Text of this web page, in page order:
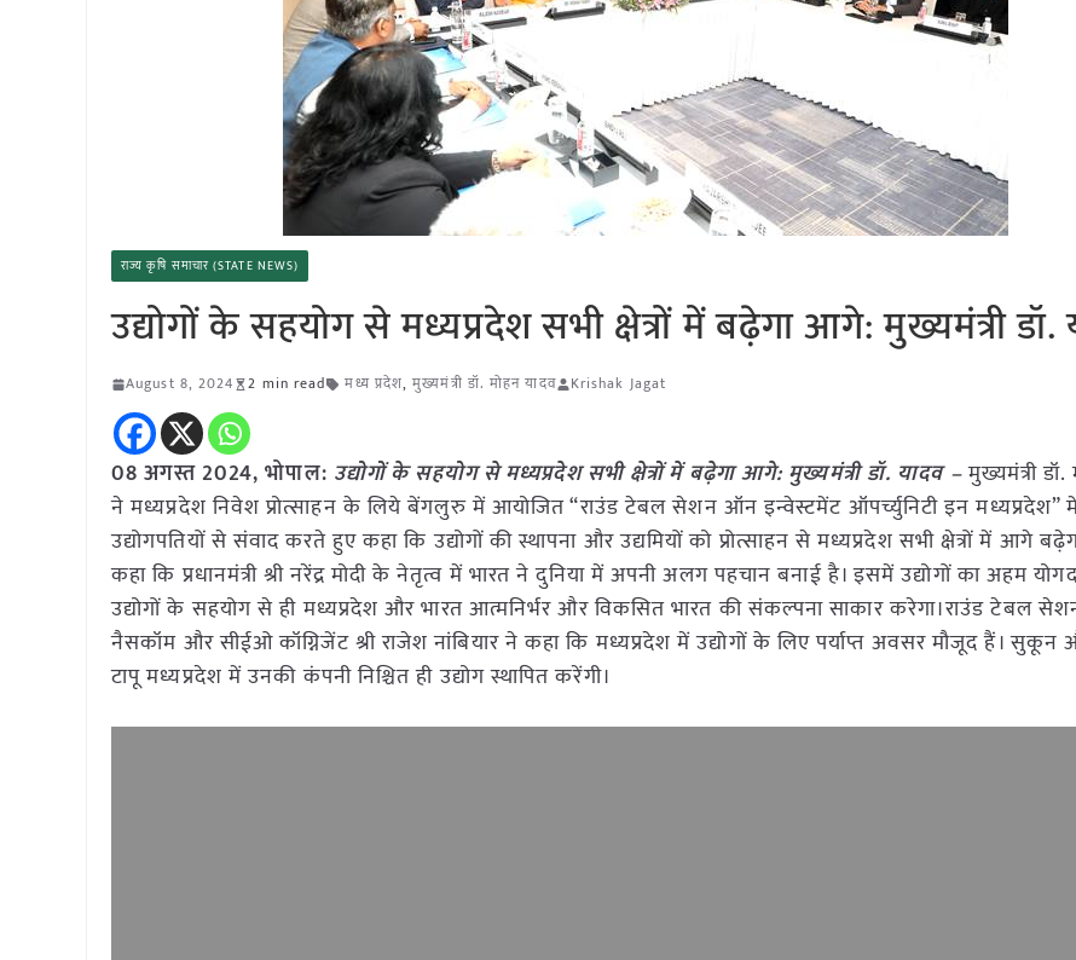
राज्य कृषि समाचार (STATE NEWS)
उद्योगों के सहयोग से मध्यप्रदेश सभी क्षेत्रों में बढ़ेगा आगे: मुख्यमंत्री डॉ.
August 8, 2024 2 min read मध्य प्रदेश,मुख्यमंत्री डॉ. मोहन यादव Krishak Jagat
08 अगस्त 2024, भोपाल: उद्योगों के सहयोग से मध्यप्रदेश सभी क्षेत्रों में बढ़ेगा आगे: मुख्यमंत्री डॉ. यादव –मुख्यमंत्री
ने मध्यप्रदेश निवेश प्रोत्साहन के लिये बेंगलुरु में आयोजित “राउंड टेबल सेशन ऑन इन्वेस्टमेंट ऑपर्च्युनिटी इन मध्यप्रदेश”
उद्योगपतियों से संवाद करते हुए कहा कि उद्योगों की स्थापना और उद्यमियों को प्रोत्साहन से मध्यप्रदेश सभी क्षेत्रों में आगे
कहा कि प्रधानमंत्री श्री नरेंद्र मोदी के नेतृत्व में भारत ने दुनिया में अपनी अलग पहचान बनाई है। इसमें उद्योगों का अहम
उद्योगों के सहयोग से ही मध्यप्रदेश और भारत आत्मनिर्भर और विकसित भारत की संकल्पना साकार करेगा।राउंड टेबल
नैसकॉम और सीईओ कॉग्निजेंट श्री राजेश नांबियार ने कहा कि मध्यप्रदेश में उद्योगों के लिए पर्याप्त अवसर मौजूद हैं। सुकून
टापू मध्यप्रदेश में उनकी कंपनी निश्चित ही उद्योग स्थापित करेंगी।